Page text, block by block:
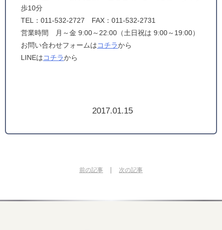
歩10分
TEL：011-532-2727 FAX：011-532-2731
営業時間 月～金 9:00～22:00（土日祝は 9:00～19:00）
お問い合わせフォームはコチラから
LINEはコチラから
2017.01.15
前の記事 | 次の記事